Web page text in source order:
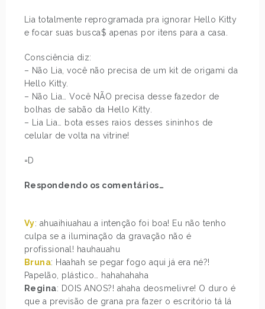
Lia totalmente reprogramada pra ignorar Hello Kitty
e focar suas busca$ apenas por itens para a casa.
Consciência diz:
– Não Lia, você não precisa de um kit de origami da
Hello Kitty.
– Não Lia… Você NÃO precisa desse fazedor de
bolhas de sabão da Hello Kitty.
– Lia Lia… bota esses raios desses sininhos de
celular de volta na vitrine!
=D
Respondendo os comentários…
Vy: ahuaihiuahau a intenção foi boa! Eu não tenho
culpa se a iluminação da gravação não é
profissional! hauhauahu
Bruna: Haahah se pegar fogo aqui já era né?!
Papelão, plástico… hahahahaha
Regina: DOIS ANOS?! ahaha deosmelivre! O duro é
que a previsão de grana pra fazer o escritório tá lá